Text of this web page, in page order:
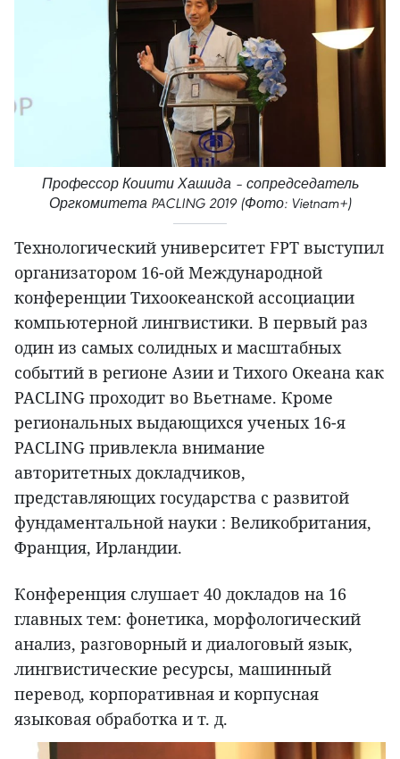
Профессор Коиити Хашида – сопредседатель
Оргкомитета PACLING 2019 (Фото: Vietnam+)
Технологический университет FPT выступил
организатором 16-ой Международной
конференции Тихоокеанской ассоциации
компьютерной лингвистики. В первый раз
один из самых солидных и масштабных
событий в регионе Азии и Тихого Океана как
PACLING проходит во Вьетнаме. Кроме
региональных выдающихся ученых 16-я
PACLING привлекла внимание
авторитетных докладчиков,
представляющих государства с развитой
фундаментальной науки : Великобритания,
Франция, Ирландии.
Конференция слушает 40 докладов на 16
главных тем: фонетика, морфологический
анализ, разговорный и диалоговый язык,
лингвистические ресурсы, машинный
перевод, корпоративная и корпусная
языковая обработка и т. д.